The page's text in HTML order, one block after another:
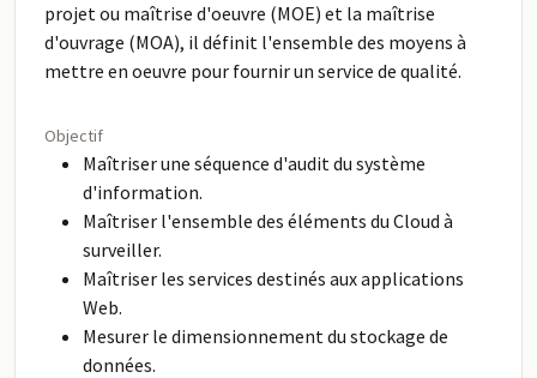
projet ou maîtrise d'oeuvre (MOE) et la maîtrise
d'ouvrage (MOA), il définit l'ensemble des moyens à
mettre en oeuvre pour fournir un service de qualité.
Objectif
Maîtriser une séquence d'audit du système
d'information.
Maîtriser l'ensemble des éléments du Cloud à
surveiller.
Maîtriser les services destinés aux applications
Web.
Mesurer le dimensionnement du stockage de
données.